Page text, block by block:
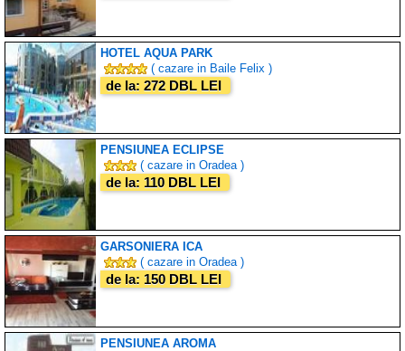
HOTEL AQUA PARK
( cazare in Baile Felix )
de la: 272 DBL LEI
PENSIUNEA ECLIPSE
( cazare in Oradea )
de la: 110 DBL LEI
GARSONIERA ICA
( cazare in Oradea )
de la: 150 DBL LEI
PENSIUNEA AROMA